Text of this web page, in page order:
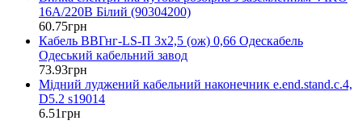
16А/220В Білий (90304200)
60.75грн
Кабель ВВГнг-LS-П 3х2,5 (ож) 0,66 Одескабель
Одеський кабельний завод
73.93грн
Мідний луджений кабельний наконечник e.end.stand.c.4,
D5.2 s19014
6.51грн